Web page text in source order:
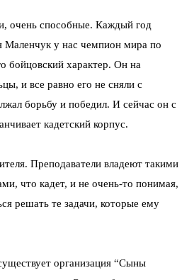
очень способные. Каждый год
Маленчук у нас чемпион мира по
бойцовский характер. Он на
и все равно его не сняли с
борьбу и победил. И сейчас он с
кадетский корпус.
Преподаватели владеют такими
что кадет, и не очень-то понимая,
решать те задачи, которые ему
организация “Сыны